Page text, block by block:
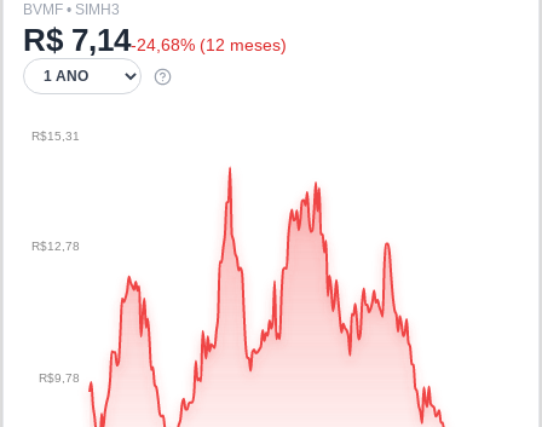
BVMF • SIMH3
R$ 7,14-24,68% (12 meses)
R$9,78
R$12,78
R$15,31